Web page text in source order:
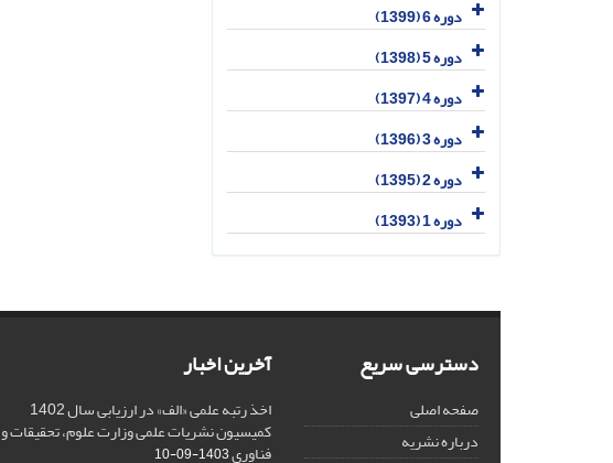
دوره 6 (1399)
دوره 5 (1398)
دوره 4 (1397)
دوره 3 (1396)
دوره 2 (1395)
دوره 1 (1393)
دسترسی سریع
صفحه اصلی
درباره نشریه
آخرین اخبار
اخذ رتبه علمی «الف» در ارزیابی سال 1402
کمیسیون نشریات علمی وزارت علوم، تحقیقات و
فناوری1403-09-10